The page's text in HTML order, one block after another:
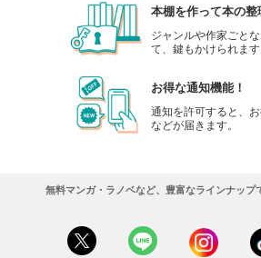
本棚を作って本の整
ジャンルや作家ごと
て、鍵もかけられます
お得な通知機能！
通知を許可すると、
などが届きます。
無料マンガ・ラノベなど、豊富なラインナップ